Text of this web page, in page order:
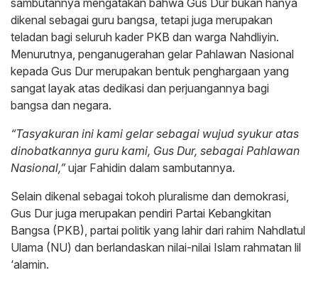
sambutannya mengatakan bahwa Gus Dur bukan hanya
dikenal sebagai guru bangsa, tetapi juga merupakan
teladan bagi seluruh kader PKB dan warga Nahdliyin.
Menurutnya, penganugerahan gelar Pahlawan Nasional
kepada Gus Dur merupakan bentuk penghargaan yang
sangat layak atas dedikasi dan perjuangannya bagi
bangsa dan negara.
“Tasyakuran ini kami gelar sebagai wujud syukur atas
dinobatkannya guru kami, Gus Dur, sebagai Pahlawan
Nasional,”ujar Fahidin dalam sambutannya.
Selain dikenal sebagai tokoh pluralisme dan demokrasi,
Gus Dur juga merupakan pendiri Partai Kebangkitan
Bangsa (PKB), partai politik yang lahir dari rahim Nahdlatul
Ulama (NU) dan berlandaskan nilai-nilai Islam rahmatan lil
‘alamin.